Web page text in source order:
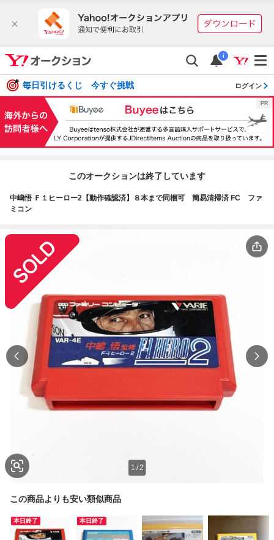
i
毎日引けるくじ 今すぐ挑戦 ログイン
このオークションは終了しています
中嶋悟 Ｆ１ヒーロー2【動作確認済】８本まで同梱可 簡易清掃済 FC ファ
ミコン
1 /2
この商品よりも安い類似商品
本日終了 本日終了